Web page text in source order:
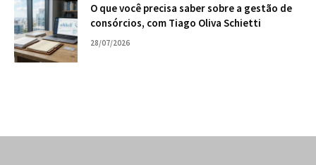
O que você precisa saber sobre a gestão de
consórcios, com Tiago Oliva Schietti
28/07/2026